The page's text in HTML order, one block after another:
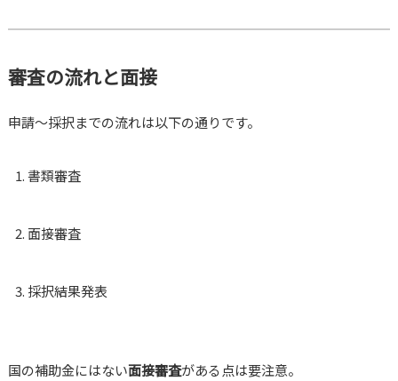
審査の流れと面接
申請～採択までの流れは以下の通りです。
書類審査
面接審査
採択結果発表
国の補助金にはない面接審査がある点は要注意。